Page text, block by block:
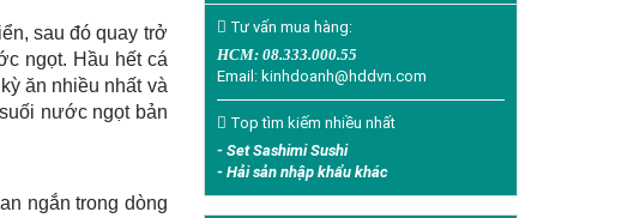
sau đó quay trở
ngọt. Hầu hết cá
ăn nhiều nhất và
nước ngọt bản
ngắn trong dòng
Tư vấn mua hàng:
HCM: 08.333.000.55
Email: kinhdoanh@hddvn.com
Top tìm kiếm nhiều nhất
- Set Sashimi Sushi
- Hải sản nhập khẩu khác